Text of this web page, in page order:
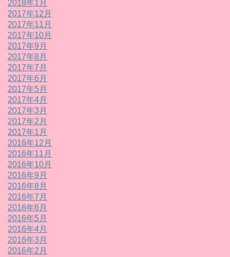
2018年1月
2017年12月
2017年11月
2017年10月
2017年9月
2017年8月
2017年7月
2017年6月
2017年5月
2017年4月
2017年3月
2017年2月
2017年1月
2016年12月
2016年11月
2016年10月
2016年9月
2016年8月
2016年7月
2016年6月
2016年5月
2016年4月
2016年3月
2016年2月